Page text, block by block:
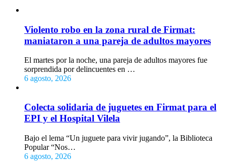
Violento robo en la zona rural de Firmat:
maniataron a una pareja de adultos mayores
El martes por la noche, una pareja de adultos mayores fue
sorprendida por delincuentes en …
6 agosto, 2026
Colecta solidaria de juguetes en Firmat para el
EPI y el Hospital Vilela
Bajo el lema “Un juguete para vivir jugando”, la Biblioteca
Popular “Nos…
6 agosto, 2026